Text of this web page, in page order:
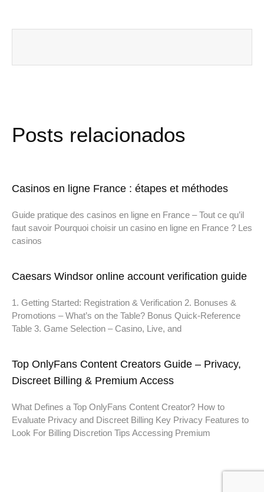
Posts relacionados
Casinos en ligne France : étapes et méthodes
Guide pratique des casinos en ligne en France – Tout ce qu’il
faut savoir Pourquoi choisir un casino en ligne en France ? Les
casinos
Caesars Windsor online account verification guide
1. Getting Started: Registration & Verification 2. Bonuses &
Promotions – What’s on the Table? Bonus Quick‑Reference
Table 3. Game Selection – Casino, Live, and
Top OnlyFans Content Creators Guide – Privacy,
Discreet Billing & Premium Access
What Defines a Top OnlyFans Content Creator? How to
Evaluate Privacy and Discreet Billing Key Privacy Features to
Look For Billing Discretion Tips Accessing Premium